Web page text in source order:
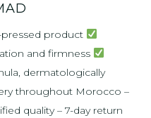
pressed product
and firmness
dermatologically
throughout Morocco –
quality – 7-day return